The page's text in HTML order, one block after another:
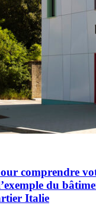
comprendre
du
Italie